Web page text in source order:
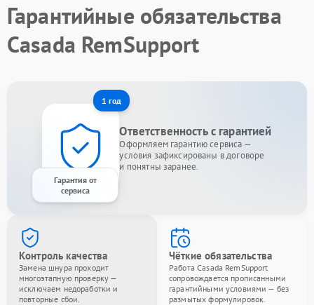
Гарантийные обязательства
Casada RemSupport
1 год
Гарантия от
сервиса
Ответственность с гарантией
Оформляем гарантию сервиса —
условия зафиксированы в договоре
и понятны заранее.
Контроль качества
Замена шнура проходит
многоэтапную проверку —
исключаем недоработки и
повторные сбои.
Чёткие обязательства
Работа Casada RemSupport
сопровождается прописанными
гарантийными условиями — без
размытых формулировок.